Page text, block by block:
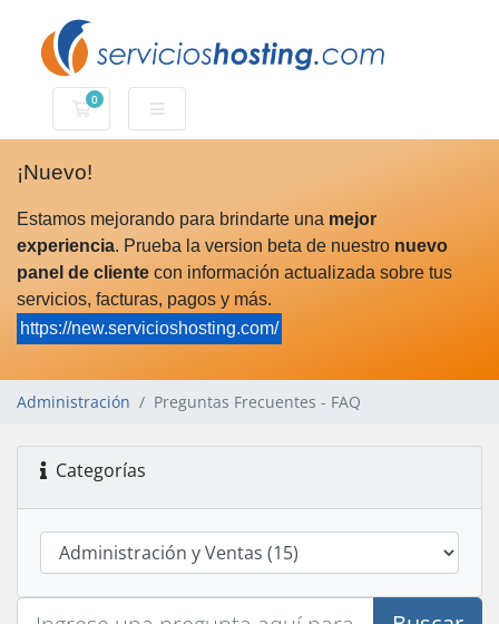
0
Carro de Pedidos
¡Nuevo!
Estamos mejorando para brindarte una mejor
experiencia. Prueba la version beta de nuestro nuevo
panel de cliente con información actualizada sobre tus
servicios, facturas, pagos y más.
https://new.servicioshosting.com/
Administración Preguntas Frecuentes - FAQ
Categorías